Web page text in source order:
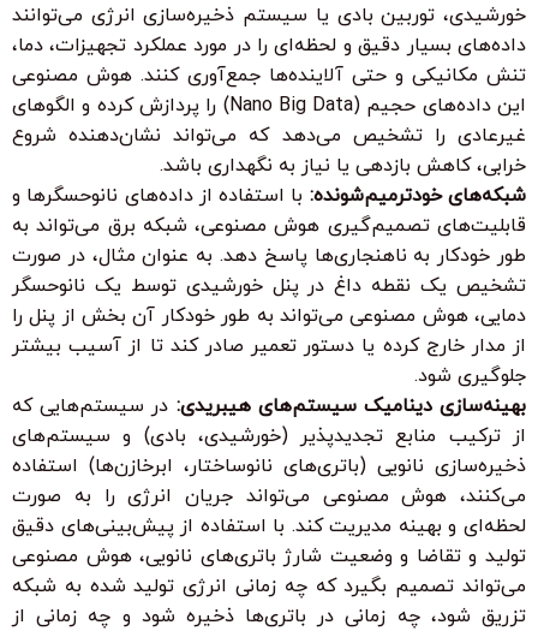
خورشیدی، توربین بادی یا سیستم ذخیره‌سازی انرژی می‌توانند
داده‌های بسیار دقیق و لحظه‌ای را در مورد عملکرد تجهیزات، دما،
تنش مکانیکی و حتی آلاینده‌ها جمع‌آوری کنند. هوش مصنوعی
این داده‌های حجیم (Nano Big Data) را پردازش کرده و الگوهای
غیرعادی را تشخیص می‌دهد که می‌تواند نشان‌دهنده شروع
خرابی، کاهش بازدهی یا نیاز به نگهداری باشد.
شبکه‌های خودترمیم‌شونده: با استفاده از داده‌های نانوحسگرها و
قابلیت‌های تصمیم‌گیری هوش مصنوعی، شبکه برق می‌تواند به
طور خودکار به ناهنجاری‌ها پاسخ دهد. به عنوان مثال، در صورت
تشخیص یک نقطه داغ در پنل خورشیدی توسط یک نانوحسگر
دمایی، هوش مصنوعی می‌تواند به طور خودکار آن بخش از پنل را
از مدار خارج کرده یا دستور تعمیر صادر کند تا از آسیب بیشتر
جلوگیری شود.
بهینه‌سازی دینامیک سیستم‌های هیبریدی: در سیستم‌هایی که
از ترکیب منابع تجدیدپذیر (خورشیدی، بادی) و سیستم‌های
ذخیره‌سازی نانویی (باتری‌های نانوساختار، ابرخازن‌ها) استفاده
می‌کنند، هوش مصنوعی می‌تواند جریان انرژی را به صورت
لحظه‌ای و بهینه مدیریت کند. با استفاده از پیش‌بینی‌های دقیق
تولید و تقاضا و وضعیت شارژ باتری‌های نانویی، هوش مصنوعی
می‌تواند تصمیم بگیرد که چه زمانی انرژی تولید شده به شبکه
تزریق شود، چه زمانی در باتری‌ها ذخیره شود و چه زمانی از